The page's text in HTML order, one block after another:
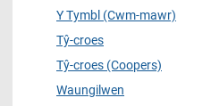
Y Tymbl (Cwm-mawr)
Tŷ-croes
Tŷ-croes (Coopers)
Waungilwen